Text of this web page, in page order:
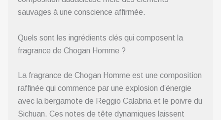
sauvages à une conscience affirmée.
Quels sont les ingrédients clés qui composent la
fragrance de Chogan Homme ?
La fragrance de Chogan Homme est une composition
raffinée qui commence par une explosion d’énergie
avec la bergamote de Reggio Calabria et le poivre du
Sichuan. Ces notes de tête dynamiques laissent